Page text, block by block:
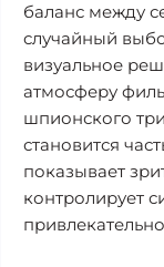
баланс между
случайный
визуальное
атмосферу
шпионского
становится
показывает
контролирует